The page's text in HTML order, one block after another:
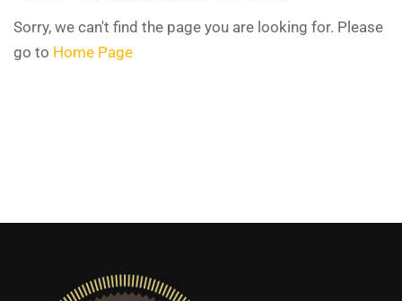
Sorry, we can't find the page you are looking for. Please
go to Home Page